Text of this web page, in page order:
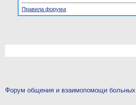
Правила форума
Форум общения и взаимопомощи